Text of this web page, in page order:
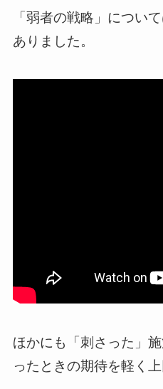
「弱者の戦略」につい
ありました。
ほかにも「刺さった」
ったときの期待を軽く